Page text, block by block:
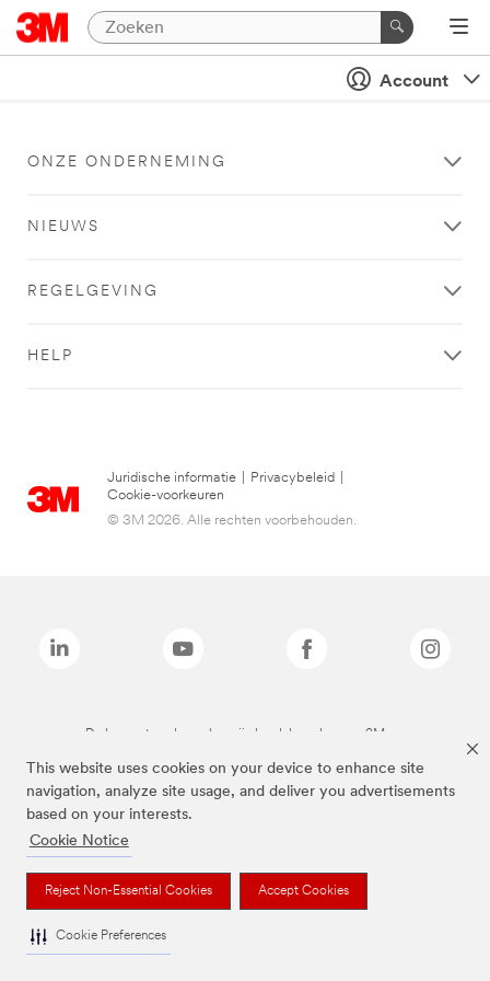
This website uses cookies on your device to enhance site
navigation, analyze site usage, and deliver you advertisements
based on your interests.
Cookie Notice
Reject Non-Essential Cookies Accept Cookies
Cookie Preferences
Account
ONZE ONDERNEMING
NIEUWS
REGELGEVING
HELP
Juridische informatie Privacybeleid
Cookie-voorkeuren
© 3M 2026. Alle rechten voorbehouden.
De bovenstaande merken zijn handelsmerken van 3M.we